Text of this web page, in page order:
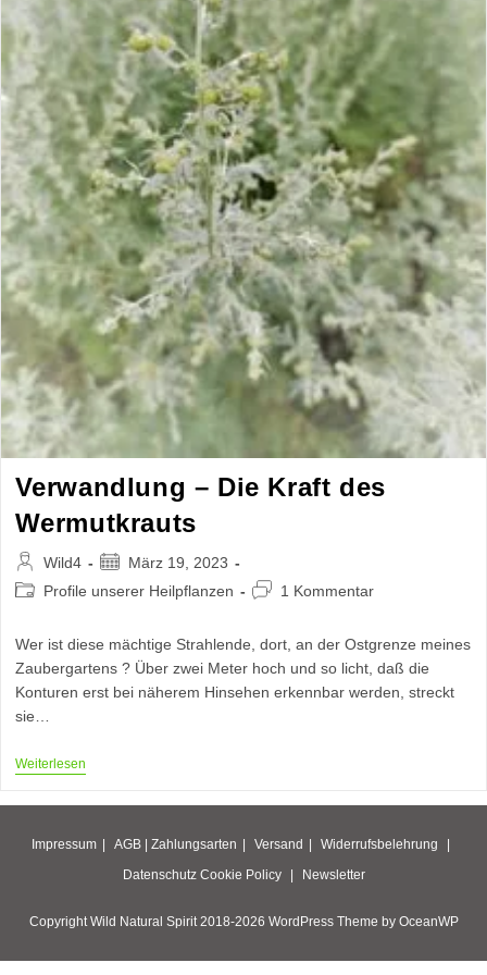
Verwandlung – Die Kraft des
Wermutkrauts
Beitrags-
Autor:
Wild4
Beitrag
veröffentlicht:
März 19, 2023
Beitrags-Profile unserer Heilpflanzen
Beitrags-1 Kommentar
Wer ist diese mächtige Strahlende, dort, an der Ostgrenze meines
Zaubergartens ? Über zwei Meter hoch und so licht, daß die
Konturen erst bei näherem Hinsehen erkennbar werden, streckt
sie…
WeiterlesenVerwandlung
Wermutkrauts
Impressum AGB | Zahlungsarten Versand
Widerrufsbelehrung
Datenschutz Cookie Policy Newsletter
Copyright Wild Natural Spirit 2018-2026 WordPress Theme by OceanWP